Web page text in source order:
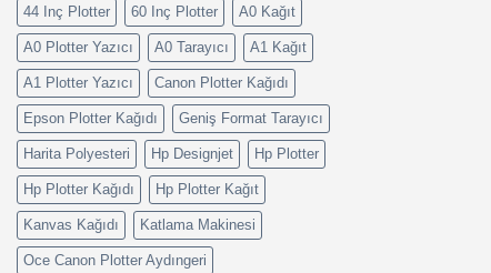
44 Inç Plotter 60 Inç Plotter A0 Kağıt
A0 Plotter Yazıcı A0 Tarayıcı A1 Kağıt
A1 Plotter Yazıcı Canon Plotter Kağıdı
Epson Plotter Kağıdı Geniş Format Tarayıcı
Harita Polyesteri Hp Designjet Hp Plotter
Hp Plotter Kağıdı Hp Plotter Kağıt
Kanvas Kağıdı Katlama Makinesi
Oce Canon Plotter Aydıngeri